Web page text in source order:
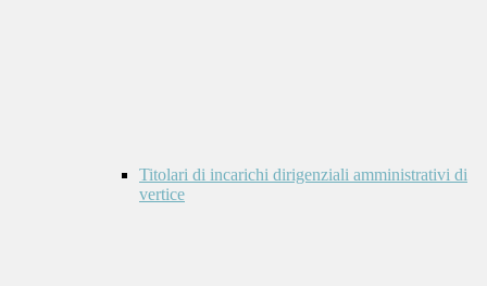
Titolari di incarichi dirigenziali amministrativi di
vertice